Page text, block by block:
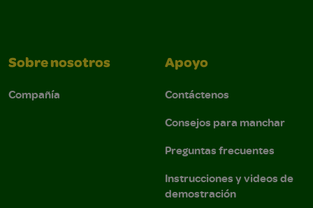
Sobre nosotros
Compañía
Apoyo
Contáctenos
Consejos para manchar
Preguntas frecuentes
Instrucciones y videos de
demostración